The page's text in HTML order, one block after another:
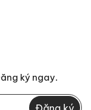
ký ngay.